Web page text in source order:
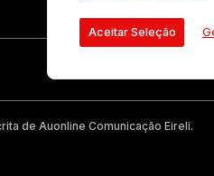
de Auonline Comunicação Eireli.
Aceitar Seleção